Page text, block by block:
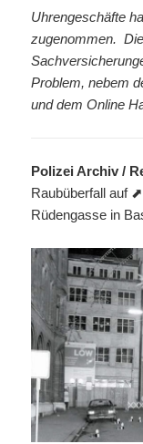
Uhrengeschäfte
zugenommen.
Problem, nebem
und dem Online
Polizei Archiv /
Raubüberfall auf
Rüdengasse in